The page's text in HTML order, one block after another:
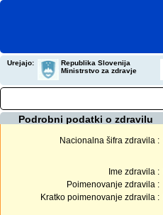
Urejajo:
Republika Slovenija
Ministrstvo za zdravje
Podrobni podatki o zdravilu
Nacionalna šifra zdravila :
Ime zdravila :
Poimenovanje zdravila :
Kratko poimenovanje zdravila :